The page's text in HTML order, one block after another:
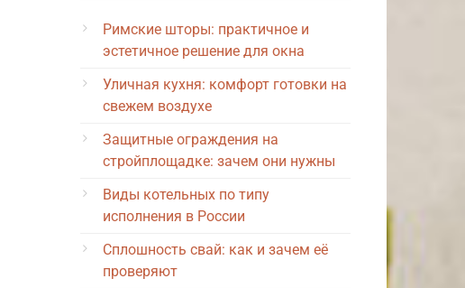
Римские шторы: практичное и
эстетичное решение для окна
Уличная кухня: комфорт готовки на
свежем воздухе
Защитные ограждения на
стройплощадке: зачем они нужны
Виды котельных по типу
исполнения в России
Сплошность свай: как и зачем её
проверяют